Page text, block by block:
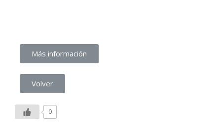
Más información
Volver
0